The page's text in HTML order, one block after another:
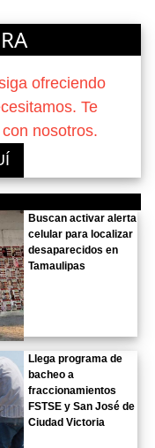
ofreciendo
Te
nosotros.
Buscan activar alerta
celular para localizar
desaparecidos en
Tamaulipas
Llega programa de
bacheo a
fraccionamientos
FSTSE y San José de
Ciudad Victoria